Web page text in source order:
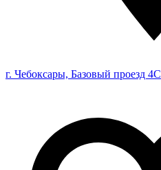
г. Чебоксары, Базовый проезд 4С